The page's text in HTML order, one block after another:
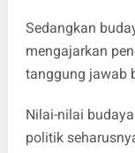
Sedangkan
mengajarkan
tanggung jawab
Nilai-nilai
politik